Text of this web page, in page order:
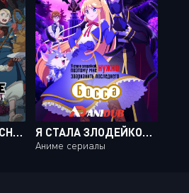
ПОДЗЕМЕЛЬЕ ВКУСНОСТЕЙ / DUNGEON MESHI [24 ИЗ 24] Я СТАЛА ЗЛОДЕЙКОЙ, ПОЭТОМУ МНЕ НУЖНО ЗААРКАНИТЬ ПОСЛЕДНЕГО БОССА / AKUYAKU REIJOU NANO DE LAST BOSS O KATTE MIMASHITA [12 ИЗ 12]
Аниме сериалы